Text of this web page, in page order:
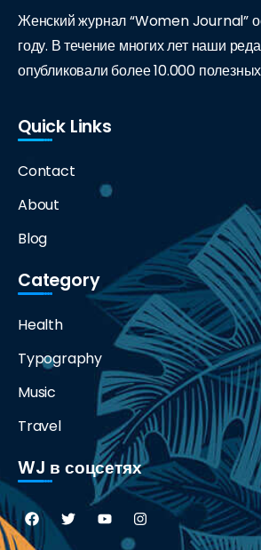
Женский журнал “Women Journal”
году. В течение многих лет наши
опубликовали более 10.000
Quick Links
Contact
About
Blog
Category
Health
Typography
Music
Travel
WJ в соцсетях